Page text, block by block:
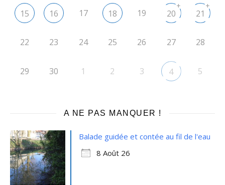
15 16 17 18 19 20
+
21
+
22 23 24 25 26 27 28
29 30 1 2 3 4 5
A NE PAS MANQUER !
Balade guidée et contée au fil de l'eau
8 Août 26